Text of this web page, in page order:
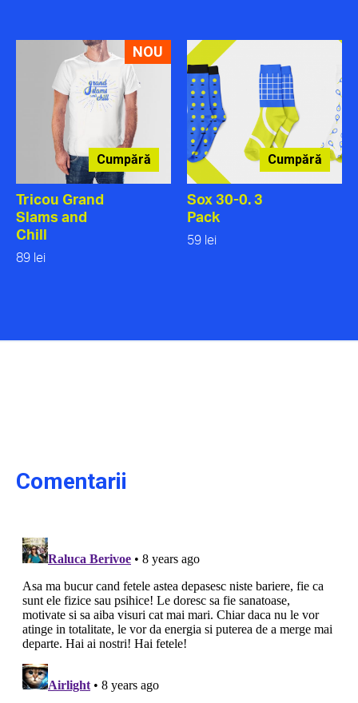
NOU
Cumpără
Tricou Grand
Slams and
Chill
89 lei
Cumpără
Sox 30-0. 3
Pack
59 lei
Comentarii